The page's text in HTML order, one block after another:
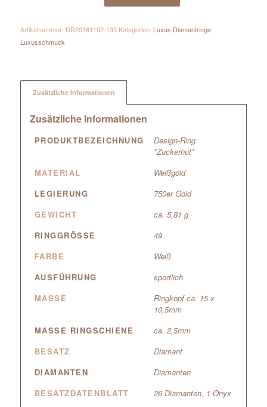
Artikelnummer: DR20161102-135 Kategorien: Luxus Diamantringe,
Luxusschmuck
Zusätzliche Informationen
Zusätzliche Informationen
PRODUKTBEZEICHNUNG
Design-Ring
*Zuckerhut*
MATERIAL
Weißgold
LEGIERUNG
750er Gold
GEWICHT
ca. 5,81 g
RINGGRÖSSE
49
FARBE
Weiß
AUSFÜHRUNG
sportlich
MASSE
Ringkopf ca. 15 x
10,5mm
MASSE RINGSCHIENE
ca. 2,5mm
BESATZ
Diamant
DIAMANTEN
Diamanten
BESATZDATENBLATT
26 Diamanten, 1 Onyx